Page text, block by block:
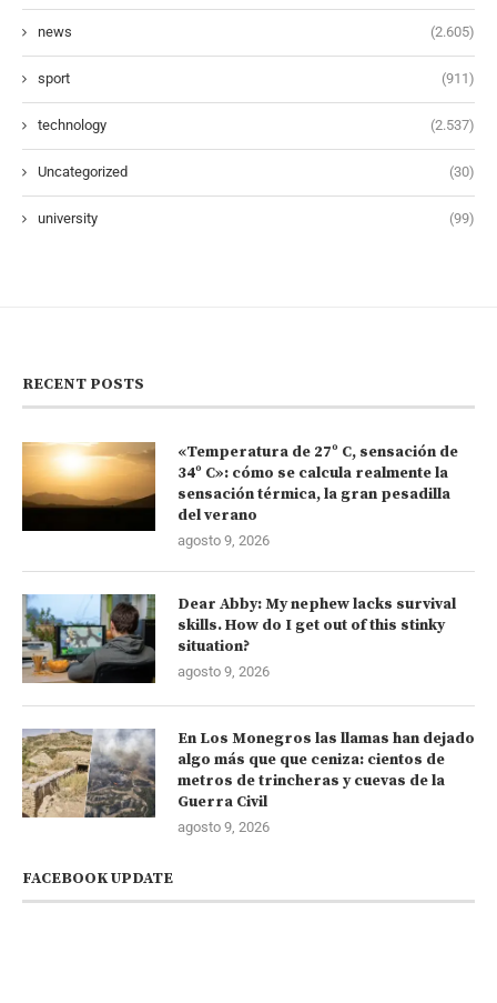
news (2.605)
sport (911)
technology (2.537)
Uncategorized (30)
university (99)
RECENT POSTS
«Temperatura de 27º C, sensación de
34º C»: cómo se calcula realmente la
sensación térmica, la gran pesadilla
del verano
agosto 9, 2026
Dear Abby: My nephew lacks survival
skills. How do I get out of this stinky
situation?
agosto 9, 2026
En Los Monegros las llamas han dejado
algo más que que ceniza: cientos de
metros de trincheras y cuevas de la
Guerra Civil
agosto 9, 2026
FACEBOOK UPDATE